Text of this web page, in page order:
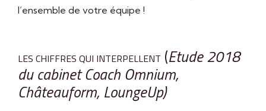
l’ensemble de votre équipe !
LES CHIFFRES QUI INTERPELLENT (Etude 2018
du cabinet Coach Omnium,
Châteauform, LoungeUp)